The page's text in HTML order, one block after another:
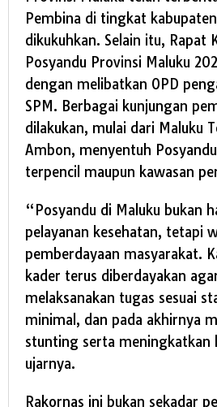
Pembina di tingkat
dikukuhkan. Selain itu, Rapat
Posyandu Provinsi Maluku
dengan melibatkan OPD
SPM. Berbagai kunjungan
dilakukan, mulai dari Maluku
Ambon, menyentuh
terpencil maupun kawasan
“Posyandu di Maluku bukan
pelayanan kesehatan, tetapi
pemberdayaan masyarakat.
kader terus diberdayakan
melaksanakan tugas sesuai
minimal, dan pada akhirnya
stunting serta meningkatkan
ujarnya.
Rakornas ini bukan sekadar